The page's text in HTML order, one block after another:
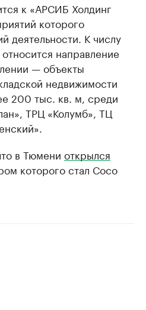
к «АРСИБ Холдинг
которого
деятельности. К числу
направление
— объекты
недвижимости
200 тыс. кв. м, среди
ТРЦ «Колумб», ТЦ
в Тюмени открылся
которого стал Сосо